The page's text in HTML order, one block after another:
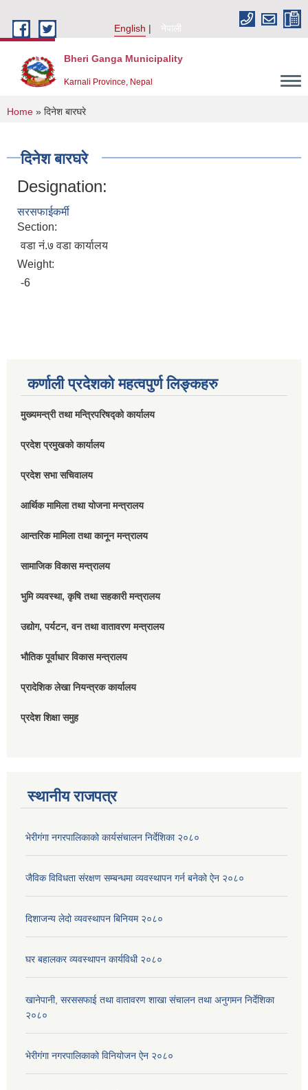
English
नेपाली
Bheri Ganga Municipality
Karnali Province, Nepal
You are here
Home » दिनेश बारघरे
दिनेश बारघरे
Designation:
सरसफाईकर्मी
Section:
वडा नं.७ वडा कार्यालय
Weight:
-6
कर्णाली प्रदेशको महत्वपुर्ण लिङ्कहरु
मुख्यमन्त्री तथा मन्त्रिपरिषद्को कार्यालय
प्रदेश प्रमुखको कार्यालय
प्रदेश सभा सचिवालय
आर्थिक मामिला तथा योजना मन्त्रालय
आन्तरिक मामिला तथा कानून मन्त्रालय
सामाजिक विकास मन्त्रालय
भुमि व्यवस्था, कृषि तथा सहकारी मन्त्रालय
उद्योग, पर्यटन, वन तथा वातावरण मन्त्रालय
भौतिक पूर्वाधार विकास मन्त्रालय
प्रादेशिक लेखा नियन्त्रक कार्यालय
प्रदेश शिक्षा समुह
स्थानीय राजपत्र
भेरीगंगा नगरपालिकाको कार्यसंचालन निर्देशिका २०८०
जैविक विविधता संरक्षण सम्बन्धमा व्यवस्थापन गर्न बनेको ऐन २०८०
दिशाजन्य लेदो व्यवस्थापन बिनियम २०८०
घर बहालकर व्यवस्थापन कार्यविधी २०८०
खानेपानी, सरससफाई तथा वातावरण शाखा संचालन तथा अनुगमन निर्देशिका
२०८०
भेरीगंगा नगरपालिकाको विनियोजन ऐन २०८०